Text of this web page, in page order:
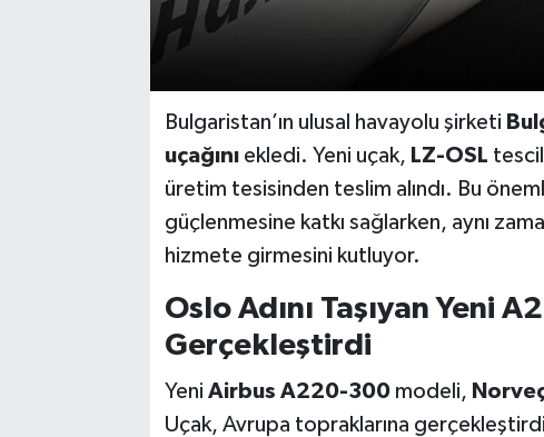
Bulgaristan’ın ulusal havayolu şirketi
uçağınıekledi. Yeni uçak, LZ-OSL
üretim tesisinden teslim alındı. Bu
güçlenmesine katkı sağlarken, aynı
hizmete girmesini kutluyor.
Oslo Adını Taşıyan Yeni
Gerçekleştirdi
Yeni Airbus A220-300modeli,
Uçak, Avrupa topraklarına